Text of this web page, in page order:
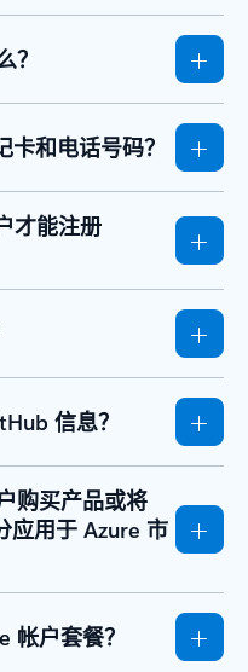
？
和电话号码？
才能注册
信息？
购买产品或将
应用于 Azure 市
帐户套餐？